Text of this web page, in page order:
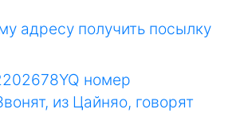
адресу получить посылку
номер
из Цайняо, говорят